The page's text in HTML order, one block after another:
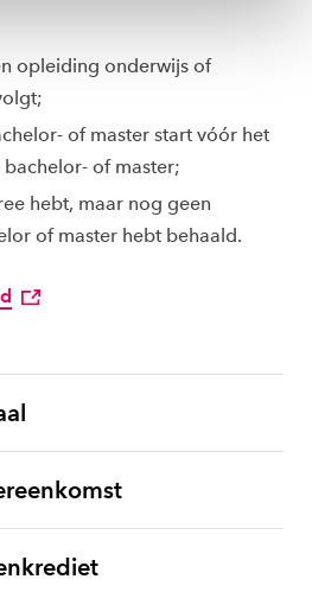
opleiding onderwijs of
of master start vóór het
of master;
hebt, maar nog geen
of master hebt behaald.